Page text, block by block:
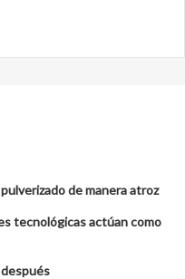
de manera atroz
tecnológicas actúan como